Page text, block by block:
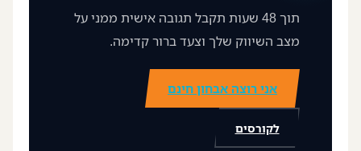
תוך 48 שעות תקבל תגובה אישית ממני על
מצב השיווק שלך וצעד ברור קדימה.
אני רוצה אבחון חינם
לקורסים